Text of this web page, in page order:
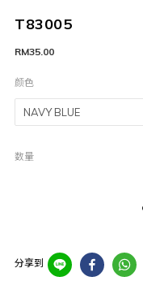
T83005
RM35.00
颜色
数量
分享到